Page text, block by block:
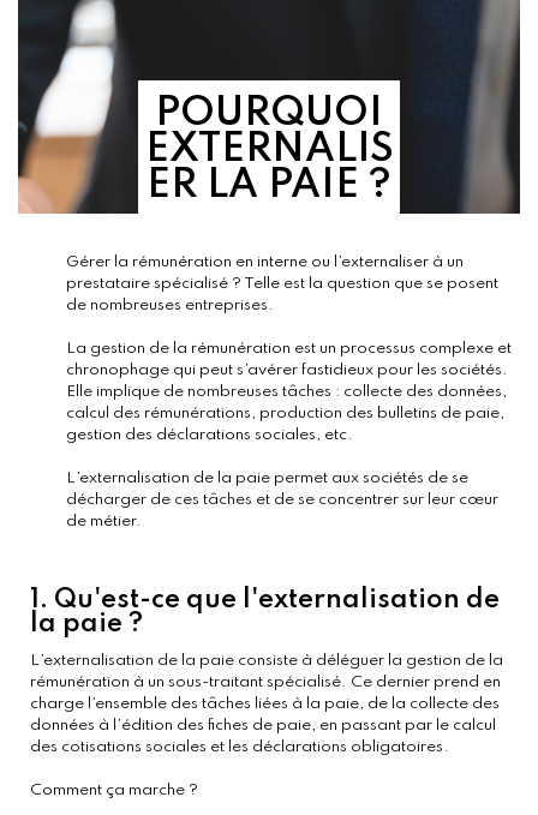
POURQUOI
EXTERNALIS
ER LA PAIE ?
Gérer la rémunération en interne ou l’externaliser à un
prestataire spécialisé ? Telle est la question que se posent
de nombreuses entreprises.
La gestion de la rémunération est un processus complexe et
chronophage qui peut s’avérer fastidieux pour les sociétés.
Elle implique de nombreuses tâches : collecte des données,
calcul des rémunérations, production des bulletins de paie,
gestion des déclarations sociales, etc.
L’externalisation de la paie permet aux sociétés de se
décharger de ces tâches et de se concentrer sur leur cœur
de métier.
1. Qu'est-ce que l'externalisation de
la paie ?
L’externalisation de la paie consiste à déléguer la gestion de la
rémunération à un sous-traitant spécialisé. Ce dernier prend en
charge l’ensemble des tâches liées à la paie, de la collecte des
données à l’édition des fiches de paie, en passant par le calcul
des cotisations sociales et les déclarations obligatoires.
Comment ça marche ?